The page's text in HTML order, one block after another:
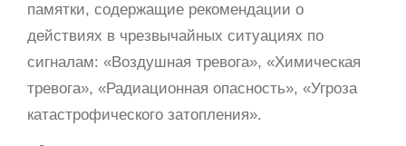
памятки, содержащие рекомендации о
действиях в чрезвычайных ситуациях по
сигналам: «Воздушная тревога», «Химическая
тревога», «Радиационная опасность», «Угроза
катастрофического затопления».